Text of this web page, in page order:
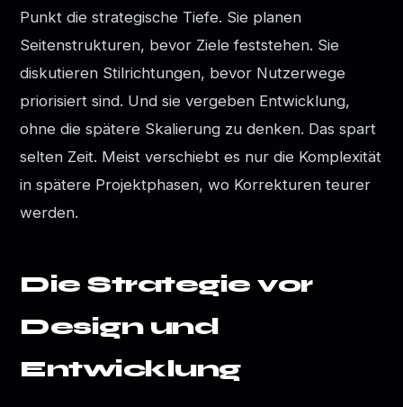
Punkt die strategische Tiefe. Sie planen
Seitenstrukturen, bevor Ziele feststehen. Sie
diskutieren Stilrichtungen, bevor Nutzerwege
priorisiert sind. Und sie vergeben Entwicklung,
ohne die spätere Skalierung zu denken. Das spart
selten Zeit. Meist verschiebt es nur die Komplexität
in spätere Projektphasen, wo Korrekturen teurer
werden.
Die Strategie vor
Design und
Entwicklung